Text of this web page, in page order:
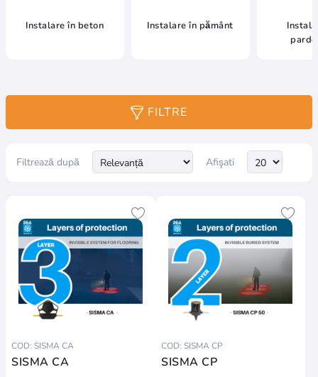
Instalare în beton Instalare în pământ
FILTRE
Filtrează după Afişati
COD: SISMA CA
SISMA CA
COD: SISMA CP
SISMA CP